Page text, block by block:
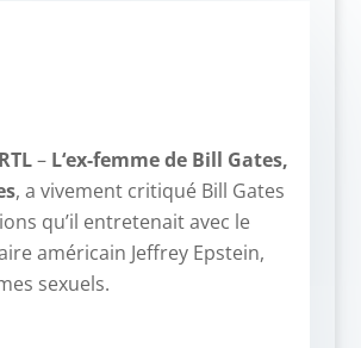
RTL– L‘ex-femme de Bill Gates,
, a vivement critiqué Bill Gates
qu’il entretenait avec le
américain Jeffrey Epstein,
sexuels.